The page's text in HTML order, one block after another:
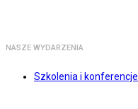
NASZE WYDARZENIA
Szkolenia i konferencje